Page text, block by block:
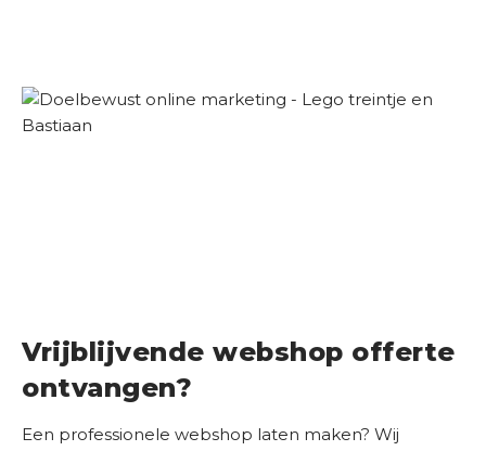
Vrijblijvende webshop offerte
ontvangen?
Een professionele webshop laten maken? Wij